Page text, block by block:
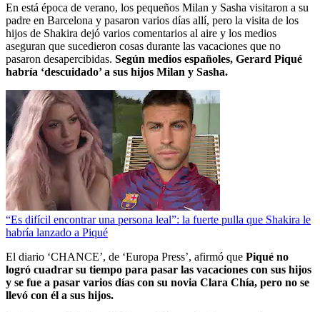
En está época de verano, los pequeños Milan y Sasha visitaron a su
padre en Barcelona y pasaron varios días allí, pero la visita de los
hijos de Shakira dejó varios comentarios al aire y los medios
aseguran que sucedieron cosas durante las vacaciones que no
pasaron desapercibidas. Según medios españoles, Gerard Piqué
habría ‘descuidado’ a sus hijos Milan y Sasha.
“Es difícil encontrar una persona leal”: la fuerte pulla que Shakira le
habría lanzado a Piqué
El diario ‘CHANCE’, de ‘Europa Press’, afirmó que Piqué no
logró cuadrar su tiempo para pasar las vacaciones con sus hijos
y se fue a pasar varios días con su novia Clara Chía, pero no se
llevó con él a sus hijos.